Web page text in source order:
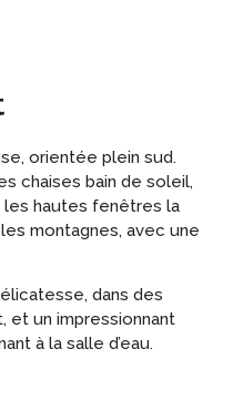
orientée plein sud.
chaises bain de soleil,
les hautes fenêtres la
montagnes, avec une
dans des
et un impressionnant
à la salle d’eau.